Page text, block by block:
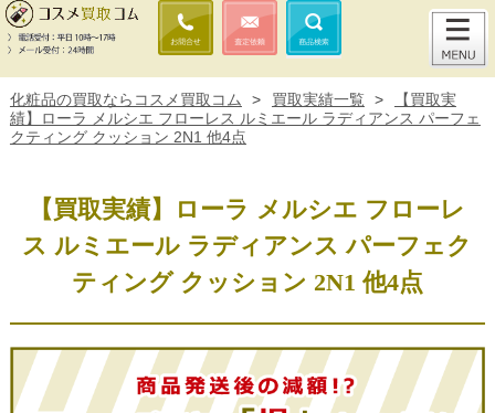
化粧品の買取ならコスメ買取コム > 買取実績一覧 >
【買取実
績】ローラ メルシエ フローレス ルミエール ラディアンス パーフェ
クティング クッション 2N1 他4点
【買取実績】ローラ メルシエ フローレ
ス ルミエール ラディアンス パーフェク
ティング クッション 2N1 他4点